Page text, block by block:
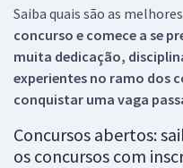
Saiba quais são as
concurso e comece a se
muita dedicação,
experientes no ramo dos
conquistar uma vaga
Concursos abertos:
os concursos com